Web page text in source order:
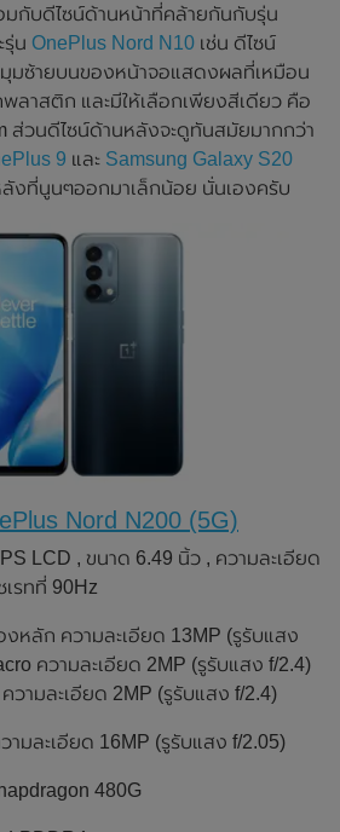
มกับดีไซน์ด้านหน้าที่คล้ายกันกับรุ่น
รุ่น OnePlus Nord N10 เช่น ดีไซน์
มซ้ายบนของหน้าจอแสดงผลที่เหมือน
ลาสติก และมีให้เลือกเพียงสีเดียว คือ
ส่วนดีไซน์ด้านหลังจะดูทันสมัยมากกว่า
9 และ Samsung Galaxy S20
งที่นูนๆออกมาเล็กน้อย นั่นเองครับ
Nord N200 (5G)
LCD , ขนาด 6.49 นิ้ว , ความละเอียด
เรทที่ 90Hz
หลัก ความละเอียด 13MP (รูรับแสง
ความละเอียด 2MP (รูรับแสง f/2.4)
วามละเอียด 2MP (รูรับแสง f/2.4)
ามละเอียด 16MP (รูรับแสง f/2.05)
480G